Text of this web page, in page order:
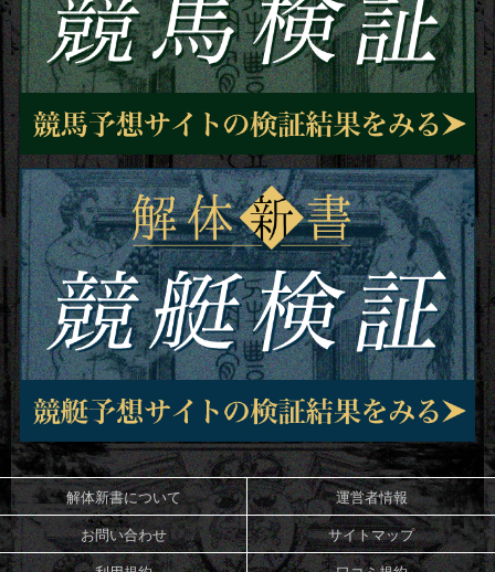
解体新書について
運営者情報
お問い合わせ
サイトマップ